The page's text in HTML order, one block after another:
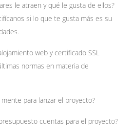
le atraen y qué le gusta de ellos?
si lo que te gusta más es su
web y certificado SSL
normas en materia de
para lanzar el proyecto?
cuentas para el proyecto?